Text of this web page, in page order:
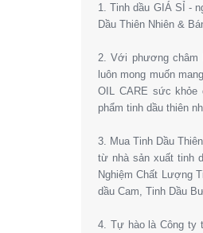
1. Tinh dầu GIÁ SỈ -
Dầu Thiên Nhiên &
2. Với phương châm
luôn mong muốn
OIL CARE sức khỏe
phẩm tinh dầu thiên
3. Mua Tinh Dầu
từ nhà sản xuất tinh
Nghiệm Chất Lượng
dầu Cam, Tinh Dầu
4. Tự hào là Công ty